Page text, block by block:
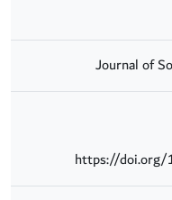
Journal of
https://